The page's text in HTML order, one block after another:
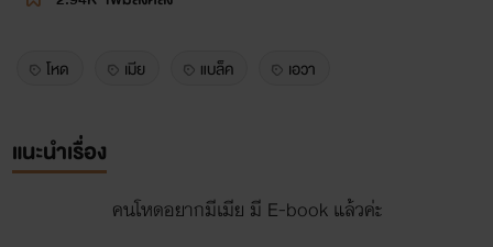
โหด เมีย แบล็ค เอวา
แนะนำเรื่อง
คนโหดอยากมีเมีย มี E-book แล้วค่ะ